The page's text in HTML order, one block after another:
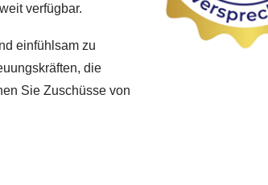
verfügbar.
einfühlsam zu
die
Sie Zuschüsse von